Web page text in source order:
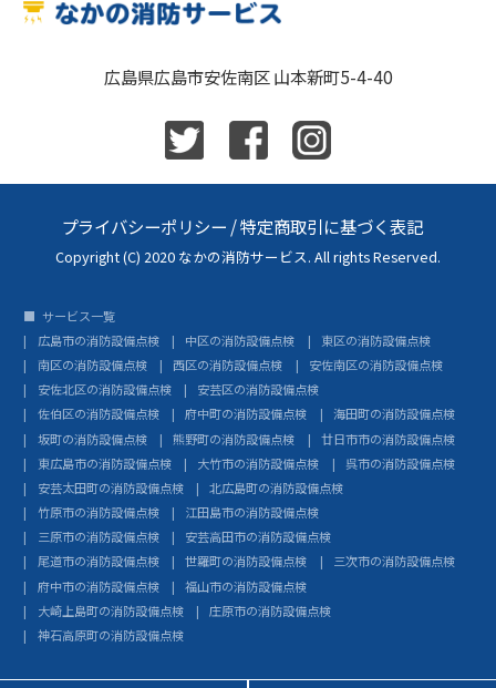
広島県広島市安佐南区 山本新町5-4-40
プライバシーポリシー /特定商取引に基づく表記
Copyright (C) 2020 なかの消防サービス. All rights Reserved.
サービス一覧
広島市の消防設備点検
中区の消防設備点検
東区の消防設備点検
南区の消防設備点検
西区の消防設備点検
安佐南区の消防設備点検
安佐北区の消防設備点検
安芸区の消防設備点検
佐伯区の消防設備点検
府中町の消防設備点検
海田町の消防設備点検
坂町の消防設備点検
熊野町の消防設備点検
廿日市市の消防設備点検
東広島市の消防設備点検
大竹市の消防設備点検
呉市の消防設備点検
安芸太田町の消防設備点検
北広島町の消防設備点検
竹原市の消防設備点検
江田島市の消防設備点検
三原市の消防設備点検
安芸高田市の消防設備点検
尾道市の消防設備点検
世羅町の消防設備点検
三次市の消防設備点検
府中市の消防設備点検
福山市の消防設備点検
大崎上島町の消防設備点検
庄原市の消防設備点検
神石高原町の消防設備点検